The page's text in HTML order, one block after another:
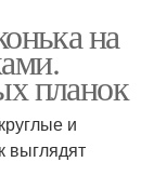
на
планок
и
выглядят